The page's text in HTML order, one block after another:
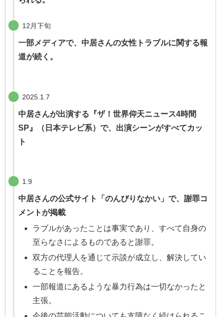
12月下旬
一部メディアで、中居さんの女性トラブルに関する報
道が続く。
2025.1.7
中居さんが出演する『ザ！世界仰天ニュース4時間
SP』（日本テレビ系）で、出演シーンがすべてカッ
ト
1.9
中居さんの公式サイト「のんびりなかい」で、謝罪コ
メントが掲載
ラブルがあったことは事実であり、すべて自身の
至らなさによるものであると謝罪。
双方の代理人を通じて示談が成立し、解決してい
ることを報告。
一部報道にあるような暴力行為は一切なかったと
主張。